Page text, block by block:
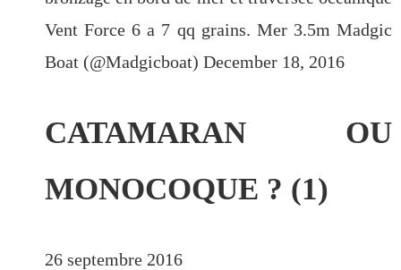
Vent Force 6 a 7 qq grains. Mer 3.5m Madgic
Boat (@Madgicboat) December 18, 2016
CATAMARAN OU
MONOCOQUE ? (1)
26 septembre 2016